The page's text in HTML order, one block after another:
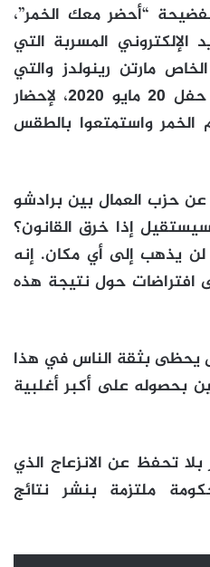
“أحضر معك الخمر”،
الإلكتروني المسربة التي
مارتن رينولدز والتي
شجع فيها المدعوين في حفل 20 مايو 2020، لإحضار
الخمر واستمتعوا بالطقس
حزب العمال بين برادشو
إذا خرق القانون؟
لن يذهب إلى أي مكان. إنه
افتراضات حول نتيجة هذه
يحظى بثقة الناس في هذا
بحصوله على أكبر أغلبية
تحفظ عن الانزعاج الذي
ملتزمة بنشر نتائج